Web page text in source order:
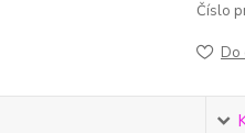
Číslo
Do